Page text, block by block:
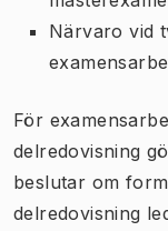
Närvaro vid
För
delredovisning
beslutar om
delredovisning